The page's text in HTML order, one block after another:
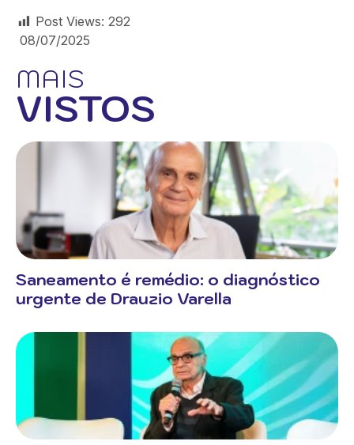
Post Views: 292
08/07/2025
MAIS
VISTOS
Saneamento é remédio: o diagnóstico
urgente de Drauzio Varella